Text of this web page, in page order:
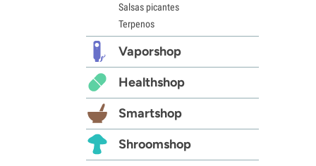
Salsas picantes
Terpenos
Vaporshop
Healthshop
Smartshop
Shroomshop